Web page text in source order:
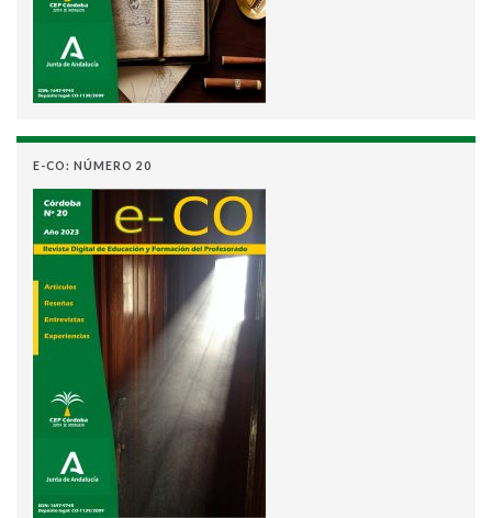
E-CO: NÚMERO 20